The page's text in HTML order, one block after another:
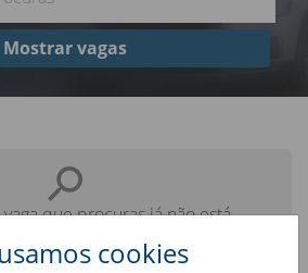
cookies
Mostrar vagas
que procuras já não está